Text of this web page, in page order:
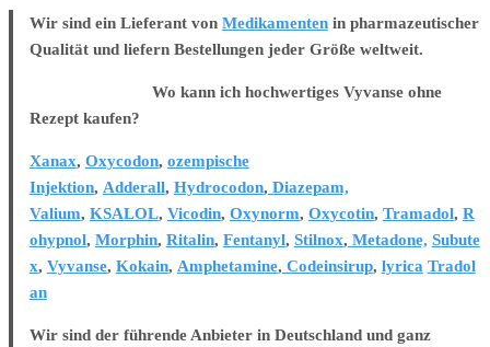
hochwertige
Amphetamine
online
Wir sind ein Lieferant von Medikamentenin pharmazeutischer
Qualität und liefern Bestellungen jeder Größe weltweit.
Wo kann ich hochwertiges Vyvanse ohne
Rezept kaufen?
Xanax, Oxycodon, ozempische
Injektion, Adderall, Hydrocodon, Diazepam,
Valium, KSALOL, Vicodin, Oxynorm, Oxycotin, Tramadol, R
ohypnol, Morphin, Ritalin, Fentanyl, Stilnox, Metadone, Subute
x, Vyvanse, Kokain, Amphetamine, Codeinsirup, lyrica Tradol
an
Wir sind der führende Anbieter in Deutschland und ganz